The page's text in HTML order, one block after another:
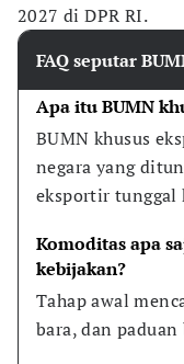
2027 di DPR RI.
FAQ seputar
Apa itu BUMN
BUMN khusus
negara yang
eksportir tunggal
Komoditas apa
kebijakan?
Tahap awal
bara, dan